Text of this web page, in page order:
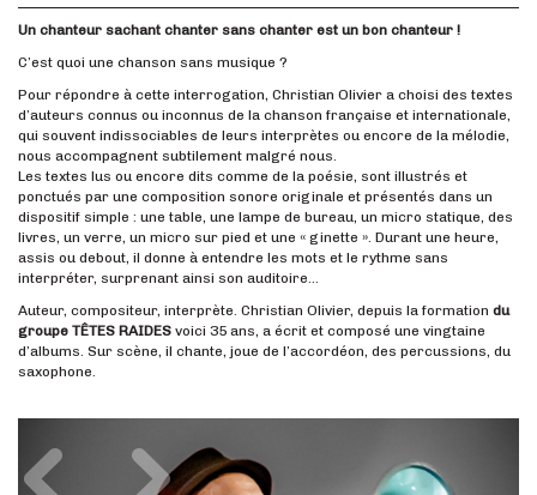
Un chanteur sachant chanter sans chanter est un bon chanteur !
C’est quoi une chanson sans musique ?
Pour répondre à cette interrogation, Christian Olivier a choisi des textes
d’auteurs connus ou inconnus de la chanson française et internationale,
qui souvent indissociables de leurs interprètes ou encore de la mélodie,
nous accompagnent subtilement malgré nous.
Les textes lus ou encore dits comme de la poésie, sont illustrés et
ponctués par une composition sonore originale et présentés dans un
dispositif simple : une table, une lampe de bureau, un micro statique, des
livres, un verre, un micro sur pied et une « ginette ». Durant une heure,
assis ou debout, il donne à entendre les mots et le rythme sans
interpréter, surprenant ainsi son auditoire…
Auteur, compositeur, interprète. Christian Olivier, depuis la formation du
groupe TÊTES RAIDES voici 35 ans, a écrit et composé une vingtaine
d’albums. Sur scène, il chante, joue de l’accordéon, des percussions, du
saxophone.